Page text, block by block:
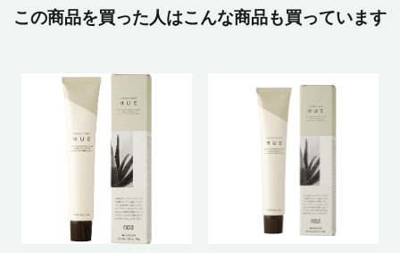
この商品を買った人はこんな商品も買っています